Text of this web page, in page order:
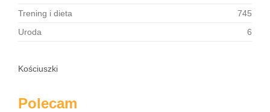
Trening i dieta
745
Uroda
6
Kościuszki
Polecam